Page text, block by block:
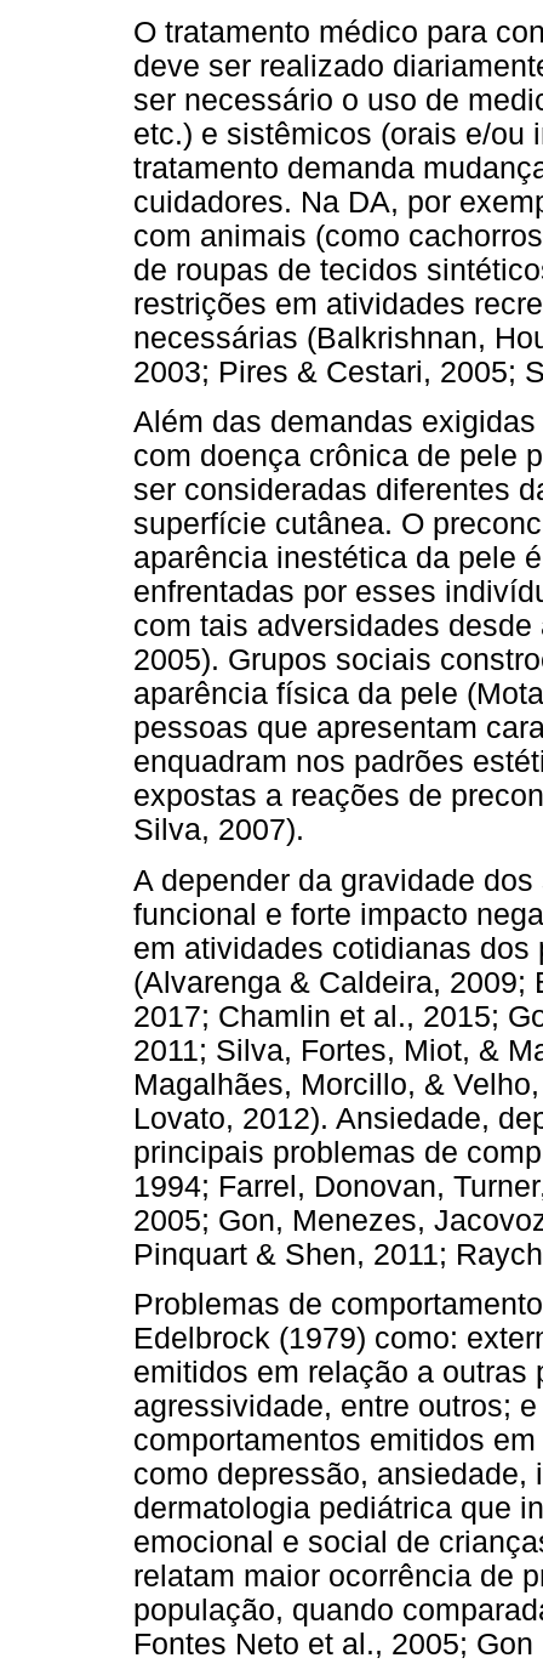
O tratamento médico para
deve ser realizado
ser necessário o uso de
etc.) e sistêmicos (orais e/ou
tratamento demanda
cuidadores. Na DA, por
com animais (como
de roupas de tecidos
restrições em atividades
necessárias (Balkrishnan,
2003; Pires & Cestari, 2005;
Além das demandas
com doença crônica de pele
ser consideradas diferentes
superfície cutânea. O
aparência inestética da pele
enfrentadas por esses
com tais adversidades
2005). Grupos sociais
aparência física da pele
pessoas que apresentam
enquadram nos padrões
expostas a reações de
Silva, 2007).
A depender da gravidade
funcional e forte impacto
em atividades cotidianas
(Alvarenga & Caldeira, 2009;
2017; Chamlin et al., 2015;
2011; Silva, Fortes, Miot, &
Magalhães, Morcillo, &
Lovato, 2012). Ansiedade,
principais problemas de
1994; Farrel, Donovan,
2005; Gon, Menezes,
Pinquart & Shen, 2011;
Problemas de
Edelbrock (1979) como:
emitidos em relação a
agressividade, entre outros;
comportamentos emitidos
como depressão,
dermatologia pediátrica que
emocional e social de
relatam maior ocorrência de
população, quando
Fontes Neto et al., 2005;